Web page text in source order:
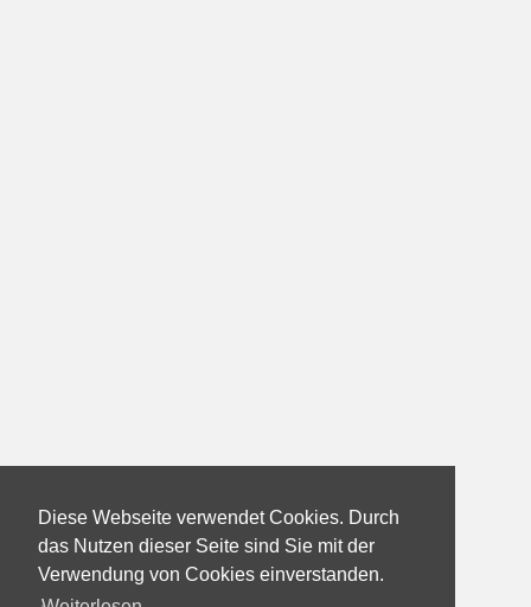
Diese Webseite verwendet Cookies. Durch
das Nutzen dieser Seite sind Sie mit der
Verwendung von Cookies einverstanden.